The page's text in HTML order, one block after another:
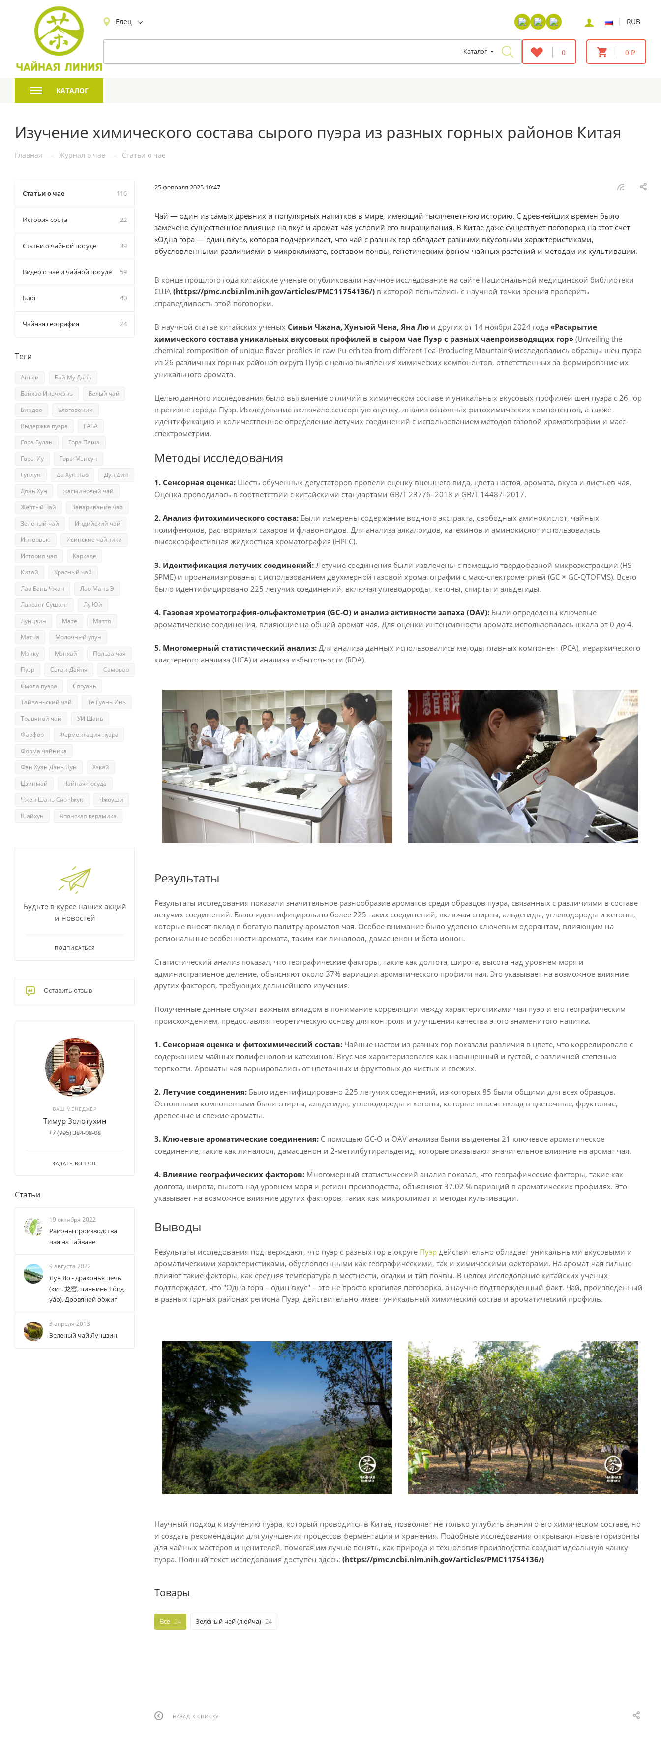
Елец | RUB
Каталог 0 0 ₽
КАТАЛОГ
Изучение химического состава сырого пуэра из разных горных районов Китая
Главная — Журнал о чае — Статьи о чае
25 февраля 2025 10:47
Чай — один из самых древних и популярных напитков в мире, имеющий тысячелетнюю историю. С древнейших времен было
замечено существенное влияние на вкус и аромат чая условий его выращивания. В Китае даже существует поговорка на этот счет
«Одна гора — один вкус», которая подчеркивает, что чай с разных гор обладает разными вкусовыми характеристиками,
обусловленными различиями в микроклимате, составом почвы, генетическим фоном чайных растений и методам их культивации.
В конце прошлого года китайские ученые опубликовали научное исследование на сайте Национальной медицинской библиотеки
США (https://pmc.ncbi.nlm.nih.gov/articles/PMC11754136/) в которой попытались с научной точки зрения проверить
справедливость этой поговорки.
В научной статье китайских ученых Синьи Чжана, Хунъюй Чена, Яна Лю и других от 14 ноября 2024 года «Раскрытие
химического состава уникальных вкусовых профилей в сыром чае Пуэр с разных чаепроизводящих гор» (Unveiling the
chemical composition of unique flavor profiles in raw Pu-erh tea from different Tea-Producing Mountains) исследовались образцы шен пуэра
из 26 различных горных районов округа Пуэр с целью выявления химических компонентов, ответственных за формирование их
уникального аромата.
Целью данного исследования было выявление отличий в химическом составе и уникальных вкусовых профилей шен пуэра с 26 гор
в регионе города Пуэр. Исследование включало сенсорную оценку, анализ основных фитохимических компонентов, а также
идентификацию и количественное определение летучих соединений с использованием методов газовой хроматографии и масс-
спектрометрии.
Методы исследования
1. Сенсорная оценка: Шесть обученных дегустаторов провели оценку внешнего вида, цвета настоя, аромата, вкуса и листьев чая.
Оценка проводилась в соответствии с китайскими стандартами GB/T 23776–2018 и GB/T 14487–2017.
2. Анализ фитохимического состава: Были измерены содержание водного экстракта, свободных аминокислот, чайных
полифенолов, растворимых сахаров и флавоноидов. Для анализа алкалоидов, катехинов и аминокислот использовалась
высокоэффективная жидкостная хроматография (HPLC).
3. Идентификация летучих соединений: Летучие соединения были извлечены с помощью твердофазной микроэкстракции (HS-
SPME) и проанализированы с использованием двухмерной газовой хроматографии с масс-спектрометрией (GC × GC-QTOFMS). Всего
было идентифицировано 225 летучих соединений, включая углеводороды, кетоны, спирты и альдегиды.
4. Газовая хроматография-ольфактометрия (GC-O) и анализ активности запаха (OAV): Были определены ключевые
ароматические соединения, влияющие на общий аромат чая. Для оценки интенсивности аромата использовалась шкала от 0 до 4.
5. Многомерный статистический анализ: Для анализа данных использовались методы главных компонент (PCA), иерархического
кластерного анализа (HCA) и анализа избыточности (RDA).
Результаты
Результаты исследования показали значительное разнообразие ароматов среди образцов пуэра, связанных с различиями в составе
летучих соединений. Было идентифицировано более 225 таких соединений, включая спирты, альдегиды, углеводороды и кетоны,
которые вносят вклад в богатую палитру ароматов чая. Особое внимание было уделено ключевым одорантам, влияющим на
региональные особенности аромата, таким как линалоол, дамасценон и бета-ионон.
Статистический анализ показал, что географические факторы, такие как долгота, широта, высота над уровнем моря и
административное деление, объясняют около 37% вариации ароматического профиля чая. Это указывает на возможное влияние
других факторов, требующих дальнейшего изучения.
Полученные данные служат важным вкладом в понимание корреляции между характеристиками чая пуэр и его географическим
происхождением, предоставляя теоретическую основу для контроля и улучшения качества этого знаменитого напитка.
1. Сенсорная оценка и фитохимический состав: Чайные настои из разных гор показали различия в цвете, что коррелировало с
содержанием чайных полифенолов и катехинов. Вкус чая характеризовался как насыщенный и густой, с различной степенью
терпкости. Ароматы чая варьировались от цветочных и фруктовых до чистых и свежих.
2. Летучие соединения: Было идентифицировано 225 летучих соединений, из которых 85 были общими для всех образцов.
Основными компонентами были спирты, альдегиды, углеводороды и кетоны, которые вносят вклад в цветочные, фруктовые,
древесные и свежие ароматы.
3. Ключевые ароматические соединения: С помощью GC-O и OAV анализа были выделены 21 ключевое ароматическое
соединение, такие как линалоол, дамасценон и 2-метилбутиральдегид, которые оказывают значительное влияние на аромат чая.
4. Влияние географических факторов: Многомерный статистический анализ показал, что географические факторы, такие как
долгота, широта, высота над уровнем моря и регион производства, объясняют 37.02 % вариаций в ароматических профилях. Это
указывает на возможное влияние других факторов, таких как микроклимат и методы культивации.
Выводы
Результаты исследования подтверждают, что пуэр с разных гор в округе Пуэр действительно обладает уникальными вкусовыми и
ароматическими характеристиками, обусловленными как географическими, так и химическими факторами. На аромат чая сильно
влияют такие факторы, как средняя температура в местности, осадки и тип почвы. В целом исследование китайских ученых
подтверждает, что "Одна гора – один вкус" – это не просто красивая поговорка, а научно подтвержденный факт. Чай, произведенный
в разных горных районах региона Пуэр, действительно имеет уникальный химический состав и ароматический профиль.
Научный подход к изучению пуэра, который проводится в Китае, позволяет не только углубить знания о его химическом составе, но
и создать рекомендации для улучшения процессов ферментации и хранения. Подобные исследования открывают новые горизонты
для чайных мастеров и ценителей, помогая им лучше понять, как природа и технология производства создают идеальную чашку
пуэра. Полный текст исследования доступен здесь: (https://pmc.ncbi.nlm.nih.gov/articles/PMC11754136/)
Товары
Все 24 Зелёный чай (люйча) 24
НАЗАД К СПИСКУ
Статьи о чае 116
История сорта 22
Статьи о чайной посуде 39
Видео о чае и чайной посуде 59
Блог 40
Чайная география 24
Теги
Аньси
Бай Му Дань
Байхао Иньчжэнь
Белый чай
Биндао
Благовонии
Выдержка пуэра
ГАБА
Гора Булан
Гора Паша
Горы Иу
Горы Мэнсун
Гунлун
Да Хун Пао
Дун Дин
Дянь Хун
жасминовый чай
Жёлтый чай
Заваривание чая
Зеленый чай
Индийский чай
Интервью
Исинские чайники
История чая
Каркаде
Китай
Красный чай
Лао Бань Чжан
Лао Мань Э
Лапсанг Сушонг
Лу Юй
Лунцзин
Мате
Маття
Матча
Молочный улун
Мэнку
Мэнхай
Польза чая
Пуэр
Саган-Дайля
Самовар
Смола пуэра
Сягуань
Тайваньский чай
Те Гуань Инь
Травяной чай
УИ Шань
Фарфор
Ферментация пуэра
Форма чайника
Фэн Хуан Дань Цун
Хэкай
Цзинмай
Чайная посуда
Чжен Шань Сяо Чжун
Чжоуши
Шайхун
Японская керамика
Будьте в курсе наших акций
и новостей
ПОДПИСАТЬСЯ
Оставить отзыв
ВАШ МЕНЕДЖЕР
Тимур Золотухин
+7 (995) 384-08-08
ЗАДАТЬ ВОПРОС
Статьи
19 октября 2022
Районы производства
чая на Тайване
9 августа 2022
Лун Яо - драконья печь
(кит. 龙窑, пиньинь Lóng
yáo). Дровяной обжиг
3 апреля 2013
Зеленый чай Лунцзин